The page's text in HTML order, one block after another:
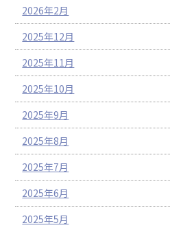
2026年2月
2025年12月
2025年11月
2025年10月
2025年9月
2025年8月
2025年7月
2025年6月
2025年5月